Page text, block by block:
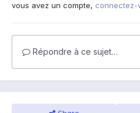
vous avez un compte, connectez-
Répondre à ce sujet…